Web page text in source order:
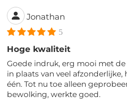
Jonathan
5
Hoge kwaliteit
Goede indruk, erg mooi met
in plaats van veel afzonderlijke,
één. Tot nu toe alleen
bewolking, werkte goed.